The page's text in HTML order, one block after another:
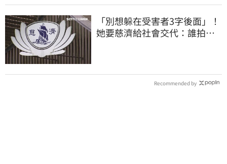
「別想躲在受害者3字後面」！
她要慈濟給社會交代：誰拍板
Recommended by